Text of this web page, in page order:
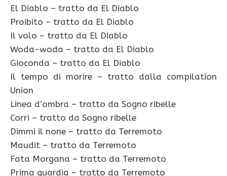
El Diablo – tratto da El Diablo
Proibito – tratto da El Diablo
Il volo – tratto da El Diablo
Woda-woda – tratto da El Diablo
Gioconda – tratto da El Diablo
Il tempo di morire – tratto dalla compilation
Union
Linea d’ombra – tratto da Sogno ribelle
Corri – tratto da Sogno ribelle
Dimmi il none – tratto da Terremoto
Maudit – tratto da Terremoto
Fata Morgana – tratto da Terremoto
Prima guardia – tratto da Terremoto